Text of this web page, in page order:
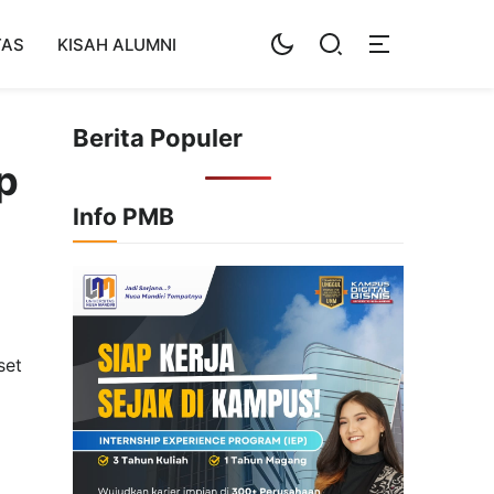
KISAH ALUMNI
Berita Populer
Info PMB